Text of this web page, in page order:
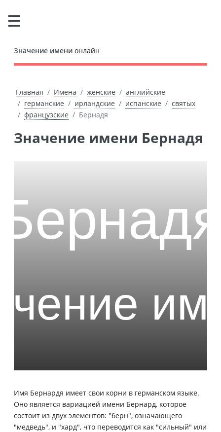
Значение имени онлайн
Главная Имена женские
английские
германские
ирландские испанские
святых
французские
Бернадя
Значение имени Бернадя
Имя Бернардя имеет свои корни в германском языке.
Оно является вариацией имени Бернард, которое
состоит из двух элементов: "берн", означающего
"медведь", и "хард", что переводится как "сильный" или